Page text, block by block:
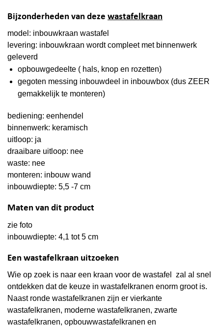
Bijzonderheden van deze wastafelkraan
model: inbouwkraan wastafel
levering: inbouwkraan wordt compleet met binnenwerk
geleverd
opbouwgedeelte ( hals, knop en rozetten)
gegoten messing inbouwdeel in inbouwbox (dus ZEER
gemakkelijk te monteren)
bediening: eenhendel
binnenwerk: keramisch
uitloop: ja
draaibare uitloop: nee
waste: nee
monteren: inbouw wand
inbouwdiepte: 5,5 -7 cm
Maten van dit product
zie foto
inbouwdiepte: 4,1 tot 5 cm
Een wastafelkraan uitzoeken
Wie op zoek is naar een kraan voor de wastafel zal al snel
ontdekken dat de keuze in wastafelkranen enorm groot is.
Naast ronde wastafelkranen zijn er vierkante
wastafelkranen, moderne wastafelkranen, zwarte
wastafelkranen, opbouwwastafelkranen en